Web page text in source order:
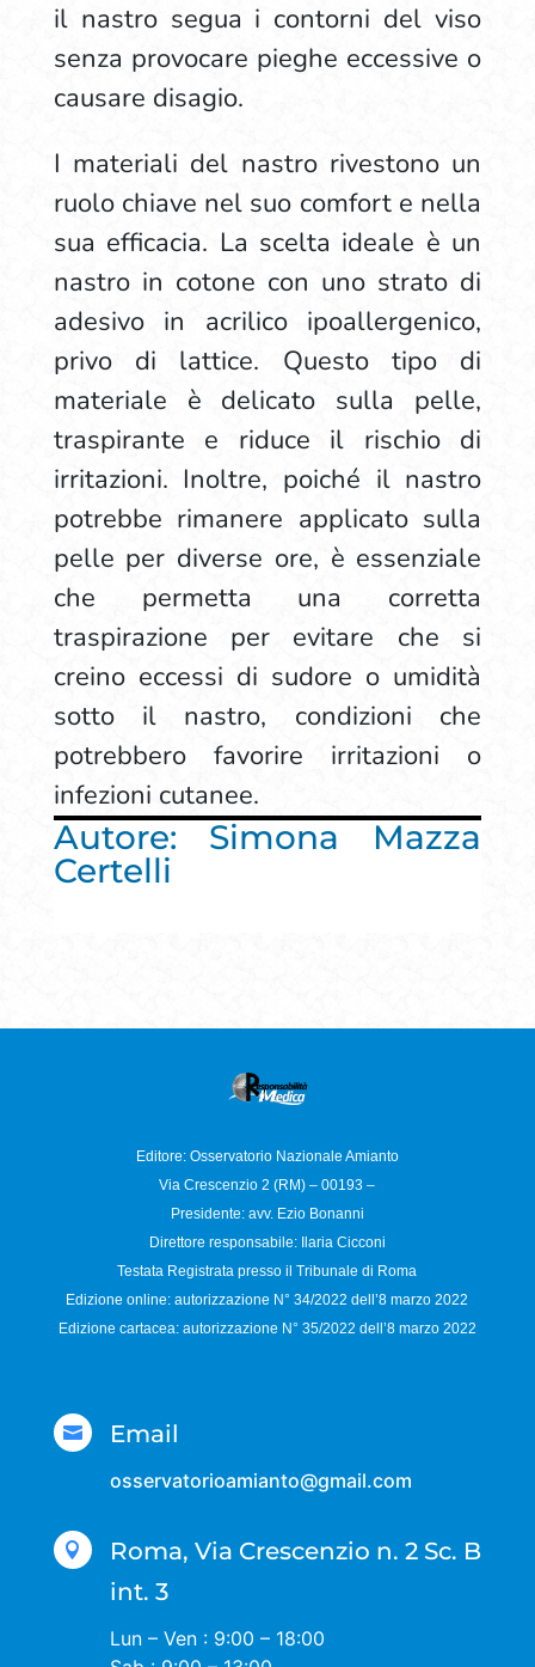
il nastro segua i contorni del viso
senza provocare pieghe eccessive o
causare disagio.
I materiali del nastro rivestono un
ruolo chiave nel suo comfort e nella
sua efficacia. La scelta ideale è un
nastro in cotone con uno strato di
adesivo in acrilico ipoallergenico,
privo di lattice. Questo tipo di
materiale è delicato sulla pelle,
traspirante e riduce il rischio di
irritazioni. Inoltre, poiché il nastro
potrebbe rimanere applicato sulla
pelle per diverse ore, è essenziale
che permetta una corretta
traspirazione per evitare che si
creino eccessi di sudore o umidità
sotto il nastro, condizioni che
potrebbero favorire irritazioni o
infezioni cutanee.
Autore: Simona Mazza
Certelli
Editore: Osservatorio Nazionale Amianto
Via Crescenzio 2 (RM) – 00193 –
Presidente: avv. Ezio Bonanni
Direttore responsabile: Ilaria Cicconi
Testata Registrata presso il Tribunale di Roma
Edizione online: autorizzazione N°34/2022 dell’8 marzo 2022
Edizione cartacea: autorizzazione N° 35/2022 dell’8 marzo 2022
 Email
osservatorioamianto@gmail.com

Roma, Via Crescenzio n. 2 Sc. B
int. 3
Lun – Ven : 9:00 – 18:00